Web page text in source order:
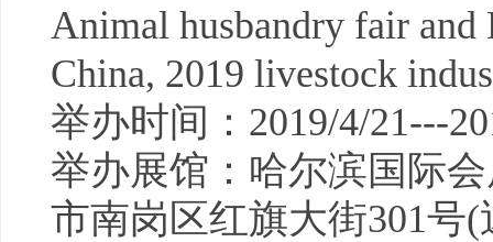
Animal husbandry fair
China, 2019 livestock
举办时间：2019/4/21---
举办展馆：哈尔滨国际
市南岗区红旗大街301号